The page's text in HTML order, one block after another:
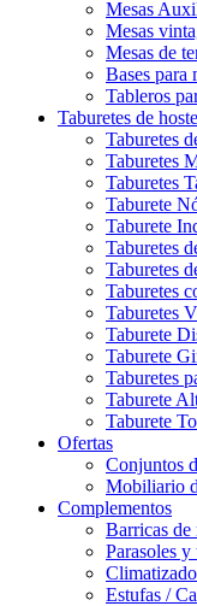
Mesas
Mesas
Mesas de
Bases para
Tableros
Taburetes de
Taburetes
Taburetes
Taburetes
Taburete
Taburete
Taburetes
Taburetes
Taburetes
Taburetes
Taburete
Taburete
Taburetes
Taburete
Taburete
Ofertas
Conjuntos
Mobiliario
Complementos
Barricas de
Parasoles y
Estufas /